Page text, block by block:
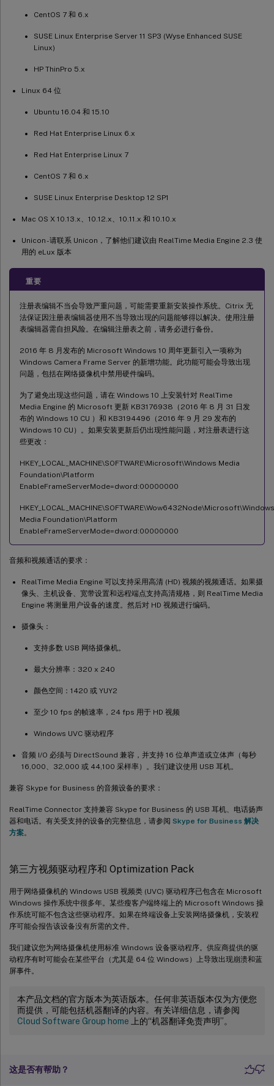
CentOS 7 和 6.x
SUSE Linux Enterprise Server 11 SP3 (Wyse Enhanced SUSE
Linux)
HP ThinPro 5.x
Linux 64 位
Ubuntu 16.04 和 15.10
Red Hat Enterprise Linux 6.x
Red Hat Enterprise Linux 7
CentOS 7 和 6.x
SUSE Linux Enterprise Desktop 12 SP1
Mac OS X 10.13.x、10.12.x、10.11.x 和 10.10.x
Unicon - 请联系 Unicon，了解他们建议由 RealTime Media Engine 2.3 使
用的 eLux 版本
重要
注册表编辑不当会导致严重问题，可能需要重新安装操作系统。Citrix 无
法保证因注册表编辑器使用不当导致出现的问题能够得以解决。使用注册
表编辑器需自担风险。在编辑注册表之前，请务必进行备份。
2016 年 8 月发布的 Microsoft Windows 10 周年更新引入一项称为
Windows Camera Frame Server 的新增功能。此功能可能会导致出现
问题，包括在网络摄像机中禁用硬件编码。
为了避免出现这些问题，请在 Windows 10 上安装针对 RealTime
Media Engine 的 Microsoft 更新 KB3176938（2016 年 8 月 31 日发
布的 Windows 10 CU ）和 KB3194496（2016 年 9 月 29 发布的
Windows 10 CU）。如果安装更新后仍出现性能问题，对注册表进行这
些更改：
HKEY_LOCAL_MACHINE\SOFTWARE\Microsoft\Windows Media
Foundation\Platform
EnableFrameServerMode=dword:00000000
HKEY_LOCAL_MACHINE\SOFTWARE\Wow6432Node\Microsoft\Windows
Media Foundation\Platform
EnableFrameServerMode=dword:00000000
音频和视频通话的要求：
RealTime Media Engine 可以支持采用高清 (HD) 视频的视频通话。如果摄
像头、主机设备、宽带设置和远程端点支持高清规格，则 RealTime Media
Engine 将测量用户设备的速度。然后对 HD 视频进行编码。
摄像头：
支持多数 USB 网络摄像机。
最大分辨率：320 x 240
颜色空间：1420 或 YUY2
至少 10 fps 的帧速率，24 fps 用于 HD 视频
Windows UVC 驱动程序
音频 I/O 必须与 DirectSound 兼容，并支持 16 位单声道或立体声（每秒
16,000、32,000 或 44,100 采样率）。我们建议使用 USB 耳机。
兼容 Skype for Business 的音频设备的要求：
RealTime Connector 支持兼容 Skype for Business 的 USB 耳机、电话扬声
器和电话。有关受支持的设备的完整信息，请参阅 Skype for Business 解决
方案。
第三方视频驱动程序和 Optimization Pack
用于网络摄像机的 Windows USB 视频类 (UVC) 驱动程序已包含在 Microsoft
Windows 操作系统中很多年。某些瘦客户端终端上的 Microsoft Windows 操
作系统可能不包含这些驱动程序。如果在终端设备上安装网络摄像机，安装程
序可能会报告该设备没有所需的文件。
我们建议您为网络摄像机使用标准 Windows 设备驱动程序。供应商提供的驱
动程序有时可能会在某些平台（尤其是 64 位 Windows）上导致出现崩溃和蓝
屏事件。
本产品文档的官方版本为英语版本。任何非英语版本仅为方便您
而提供，可能包括机器翻译的内容。有关详细信息，请参阅
Cloud Software Group home 上的“机器翻译免责声明”。
这是否有帮助？